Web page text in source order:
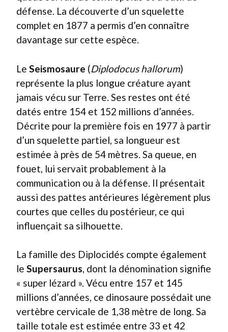
défense. La découverte d’un squelette
complet en 1877 a permis d’en connaître
davantage sur cette espèce.
Le Seismosaure (Diplodocus hallorum)
représente la plus longue créature ayant
jamais vécu sur Terre. Ses restes ont été
datés entre 154 et 152 millions d’années.
Décrite pour la première fois en 1977 à partir
d’un squelette partiel, sa longueur est
estimée à près de 54 mètres. Sa queue, en
fouet, lui servait probablement à la
communication ou à la défense. Il présentait
aussi des pattes antérieures légèrement plus
courtes que celles du postérieur, ce qui
influençait sa silhouette.
La famille des Diplocidés compte également
le Supersaurus, dont la dénomination signifie
« super lézard ». Vécu entre 157 et 145
millions d’années, ce dinosaure possédait une
vertèbre cervicale de 1,38 mètre de long. Sa
taille totale est estimée entre 33 et 42